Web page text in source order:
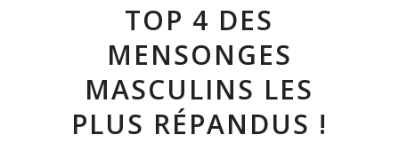
TOP 4 DES
MENSONGES
MASCULINS LES
PLUS RÉPANDUS !